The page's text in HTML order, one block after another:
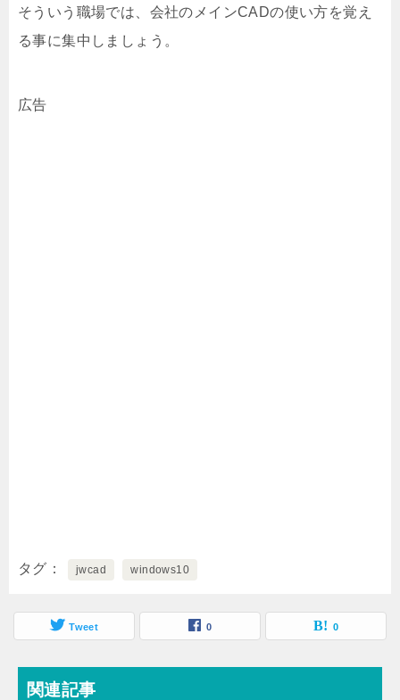
そういう職場では、会社のメインCADの使い方を覚え
る事に集中しましょう。
広告
タグ jwcad windows10
Tweet 0 0
関連記事